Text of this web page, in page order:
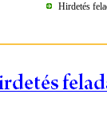
Hirdetés